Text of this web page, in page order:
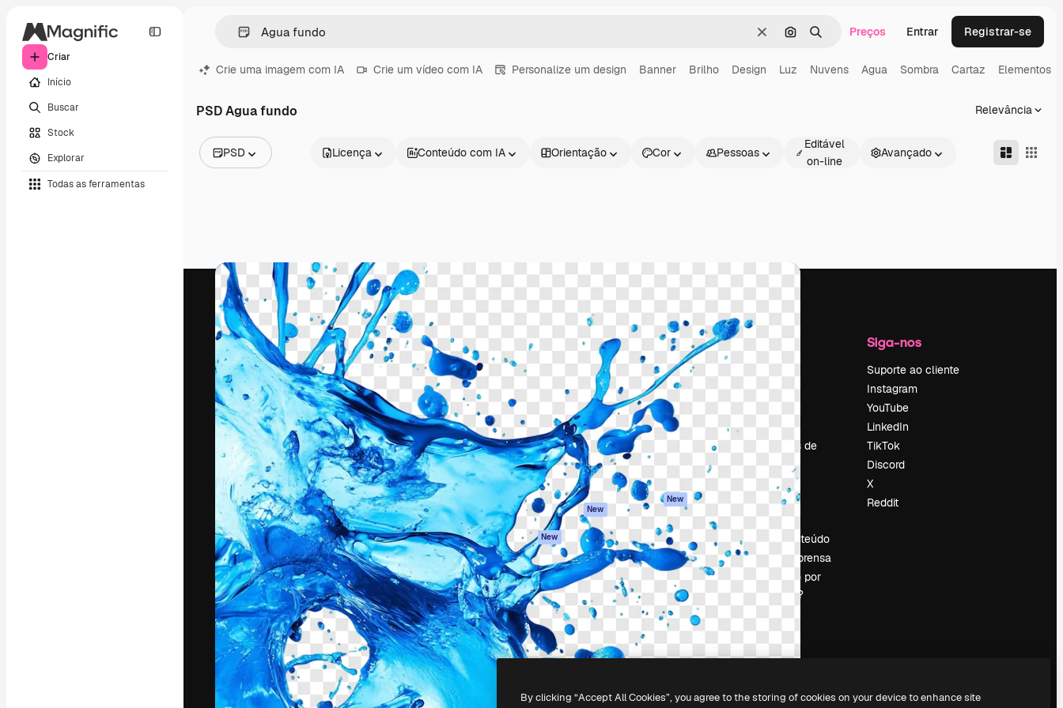
Criar
Início
Buscar
Stock
Explorar
Todas as ferramentas
LimparPesquisar por imagem
BuscarPreços Entrar Registrar-se
Crie uma imagem com IA Crie um vídeo com IA Personalize um design Banner Brilho Design Luz Nuvens Agua Sombra Cartaz Elementos
PSD Agua fundo Relevância
PSD
Vídeos
Clipes de vídeo
Animações
Modelos de vídeos
Ícones
Modelos 3D
Fontes
Licença Conteúdo com IA Orientação Cor Pessoas
Editável
on-line
Avançado
A plataforma criativa para você direcionar
seu melhor trabalho. Mais de 1 milhão de
assinantes entre criativos, empresas,
agências e estúdios.
Português
Produtos
Spaces
Assistente de IA
Gerador de
imagens
Gerador de vídeos
Texto para voz
Conteúdo de stock
MCP para
Claude/ChatGPT
New
Agentes New
API
App móvel
Todas as
ferramentas
Começar
Academy
Documentação
Atendimento
Termos e
condições
Política de
privacidade
Originais New
Política de cookies
Central de
confiabilidade
Afiliados
Empresas
Empresa
Sobre nós
Emprego
Tendências de
pesquisa
Blog
Eventos
Slidesgo
Vender conteúdo
Sala de imprensa
Procurando por
magnific.ai?
Siga-nos
Suporte ao cliente
Instagram
YouTube
LinkedIn
TikTok
Discord
X
Reddit
Copyright © 2010-2026Freepik Company S.L.U.Todos os direitos reservados.
By clicking “Accept All Cookies”, you agree to the storing of cookies on your device to enhance site